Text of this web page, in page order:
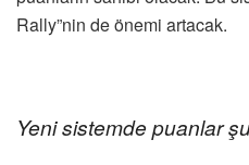
Rally”nin de önemi artacak.
Yeni sistemde puanlar